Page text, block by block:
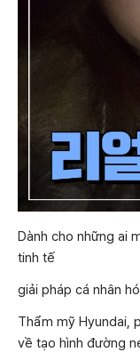
Dành cho những ai
tinh tế
giải pháp cá nhân
Thẩm mỹ Hyundai,
về tạo hình đường